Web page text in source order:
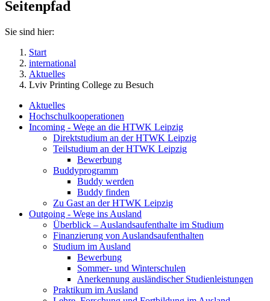
Seitenpfad
Sie sind hier:
Start
international
Aktuelles
Lviv Printing College zu Besuch
Aktuelles
Hochschulkooperationen
Incoming - Wege an die HTWK Leipzig
Direktstudium an der HTWK Leipzig
Teilstudium an der HTWK Leipzig
Bewerbung
Buddyprogramm
Buddy werden
Buddy finden
Zu Gast an der HTWK Leipzig
Outgoing - Wege ins Ausland
Überblick – Auslandsaufenthalte im Studium
Finanzierung von Auslandsaufenthalten
Studium im Ausland
Bewerbung
Sommer- und Winterschulen
Anerkennung ausländischer Studienleistungen
Praktikum im Ausland